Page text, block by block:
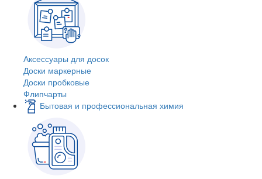
Аксессуары для досок
Доски маркерные
Доски пробковые
Флипчарты
Бытовая и профессиональная химия